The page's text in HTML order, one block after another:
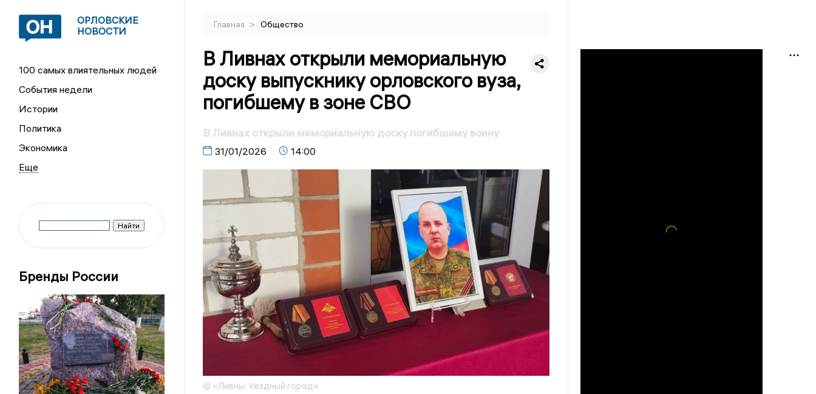
ОРЛОВСКИЕ
НОВОСТИ
100 самых влиятельных людей
События недели
Истории
Политика
Экономика
Бренды России
Главная > Общество
В Ливнах открыли мемориальную
доску выпускнику орловского вуза,
погибшему в зоне СВО
В Ливнах открыли мемориальную доску погибшему воину
31/01/2026 14:00
© «Ливны. Уездный город»